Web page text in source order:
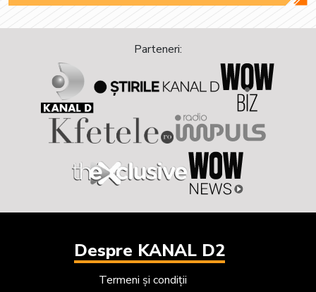
Parteneri:
Despre KANAL D2
Termeni și condiții